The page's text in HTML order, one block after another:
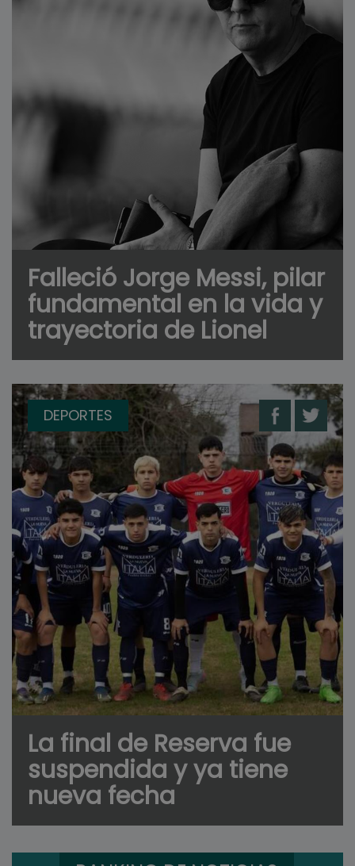
Falleció Jorge Messi, pilar
fundamental en la vida y
trayectoria de Lionel
DEPORTES
La final de Reserva fue
suspendida y ya tiene
nueva fecha